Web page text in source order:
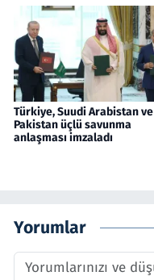
Türkiye, Suudi Arabistan ve
Pakistan üçlü savunma
anlaşması imzaladı
Yorumlar